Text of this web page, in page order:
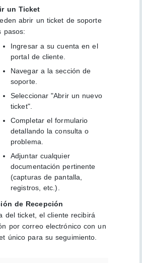
un Ticket
abrir un ticket de soporte
pasos:
Ingresar a su cuenta en el
portal de cliente.
Navegar a la sección de
soporte.
Seleccionar "Abrir un nuevo
ticket".
Completar el formulario
detallando la consulta o
problema.
Adjuntar cualquier
documentación pertinente
(capturas de pantalla,
registros, etc.).
de Recepción
del ticket, el cliente recibirá
por correo electrónico con un
único para su seguimiento.